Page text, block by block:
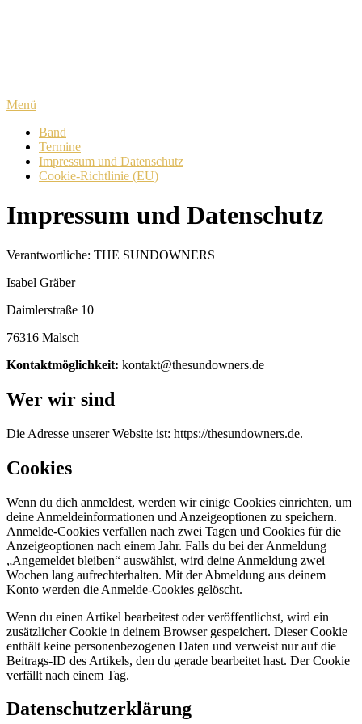
Menü
Band
Termine
Impressum und Datenschutz
Cookie-Richtlinie (EU)
Impressum und Datenschutz
Verantwortliche: THE SUNDOWNERS
Isabel Gräber
Daimlerstraße 10
76316 Malsch
Kontaktmöglichkeit: kontakt@thesundowners.de
Wer wir sind
Die Adresse unserer Website ist: https://thesundowners.de.
Cookies
Wenn du dich anmeldest, werden wir einige Cookies einrichten, um
deine Anmeldeinformationen und Anzeigeoptionen zu speichern.
Anmelde-Cookies verfallen nach zwei Tagen und Cookies für die
Anzeigeoptionen nach einem Jahr. Falls du bei der Anmeldung
„Angemeldet bleiben“ auswählst, wird deine Anmeldung zwei
Wochen lang aufrechterhalten. Mit der Abmeldung aus deinem
Konto werden die Anmelde-Cookies gelöscht.
Wenn du einen Artikel bearbeitest oder veröffentlichst, wird ein
zusätzlicher Cookie in deinem Browser gespeichert. Dieser Cookie
enthält keine personenbezogenen Daten und verweist nur auf die
Beitrags-ID des Artikels, den du gerade bearbeitet hast. Der Cookie
verfällt nach einem Tag.
Datenschutzerklärung